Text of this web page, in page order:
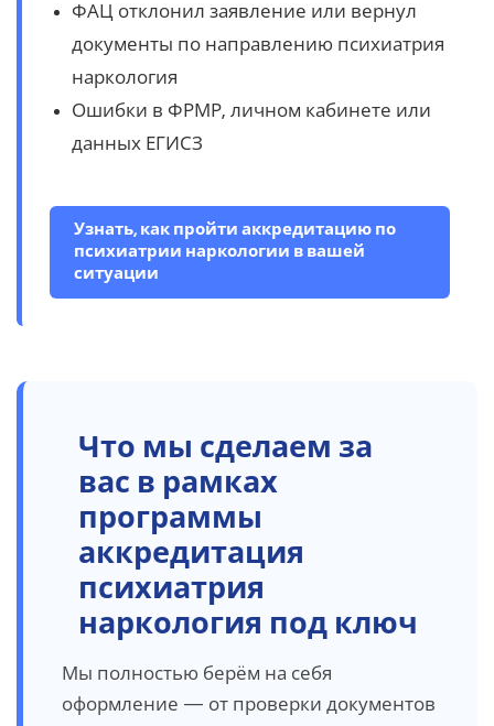
ФАЦ отклонил заявление или вернул
документы по направлению психиатрия
наркология
Ошибки в ФРМР, личном кабинете или
данных ЕГИСЗ
Узнать, как пройти аккредитацию по
психиатрии наркологии в вашей
ситуации
Что мы сделаем за
вас в рамках
программы
аккредитация
психиатрия
наркология под ключ
Мы полностью берём на себя
оформление — от проверки документов